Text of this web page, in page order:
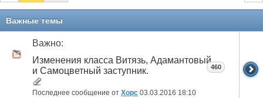
Важные темы
Важно:
Изменения класса Витязь, Адамантовый
и Самоцветный заступник.
Последнее сообщение от Xopc 03.03.2016 18:10
460